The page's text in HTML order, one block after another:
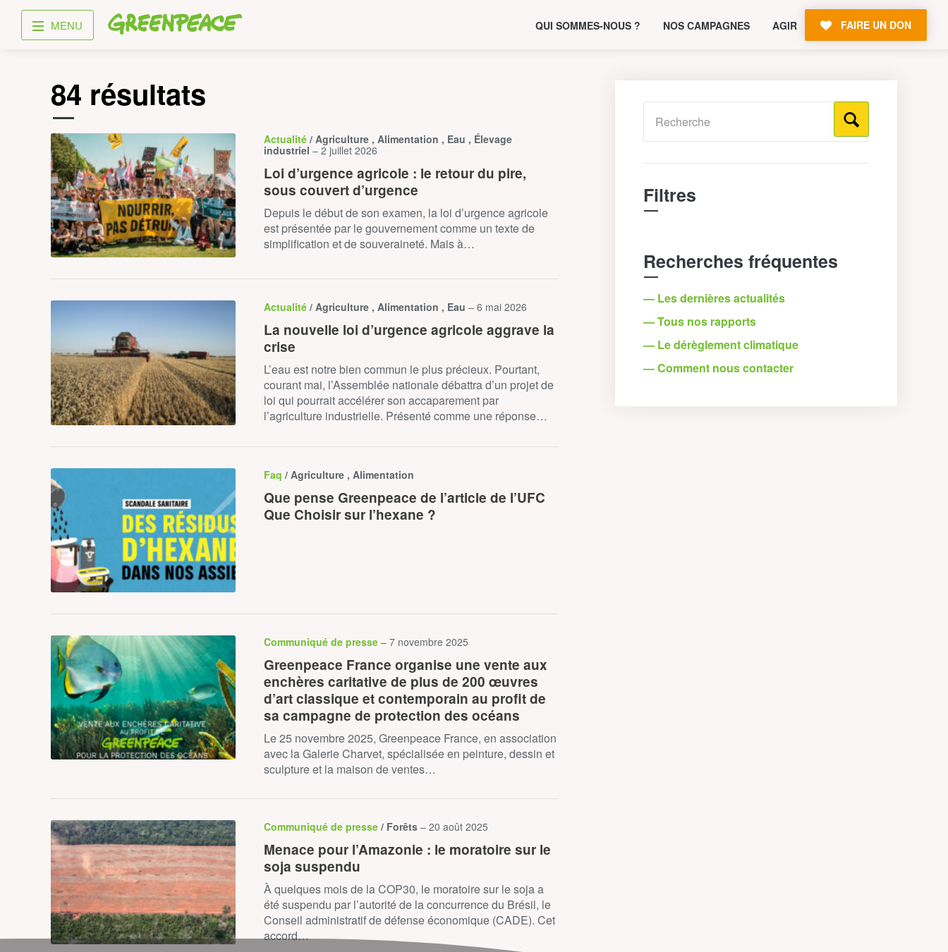
Greenpeace
MENU QUI SOMMES-NOUS ? NOS CAMPAGNES AGIR FAIRE UN DON
Filtres
Recherches fréquentes
— Les dernières actualités
— Tous nos rapports
— Le dérèglement climatique
— Comment nous contacter
84 résultats
Actualité / Agriculture , Alimentation , Eau , Élevage
industriel – 2 juillet 2026
Loi d’urgence agricole : le retour du pire,
sous couvert d’urgence
Depuis le début de son examen, la loi d’urgence agricole
est présentée par le gouvernement comme un texte de
simplification et de souveraineté. Mais à…
Actualité / Agriculture , Alimentation , Eau – 6 mai 2026
La nouvelle loi d’urgence agricole aggrave la
crise
L’eau est notre bien commun le plus précieux. Pourtant,
courant mai, l’Assemblée nationale débattra d’un projet de
loi qui pourrait accélérer son accaparement par
l’agriculture industrielle. Présenté comme une réponse…
Faq / Agriculture , Alimentation
Que pense Greenpeace de l’article de l’UFC
Que Choisir sur l’hexane ?
Communiqué de presse – 7 novembre 2025
Greenpeace France organise une vente aux
enchères caritative de plus de 200 œuvres
d’art classique et contemporain au profit de
sa campagne de protection des océans
Le 25 novembre 2025, Greenpeace France, en association
avec la Galerie Charvet, spécialisée en peinture, dessin et
sculpture et la maison de ventes…
Communiqué de presse / Forêts – 20 août 2025
Menace pour l’Amazonie : le moratoire sur le
soja suspendu
À quelques mois de la COP30, le moratoire sur le soja a
été suspendu par l’autorité de la concurrence du Brésil, le
Conseil administratif de défense économique (CADE). Cet
accord…